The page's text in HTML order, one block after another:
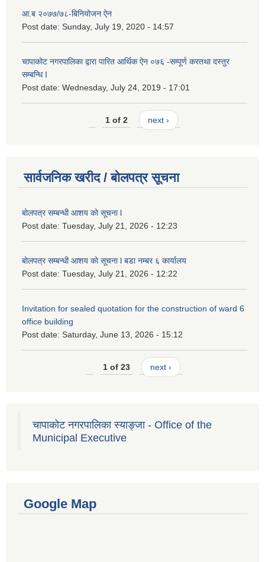
आ.ब २०७७/७८-बिनियोजन ऐन
Post date: Sunday, July 19, 2020 - 14:57
चापाकोट नगरपालिका द्वारा पारित आर्थिक ऐन ०७६ -सम्पूर्ण करतथा दस्तुर
सम्बन्धि I
Post date: Wednesday, July 24, 2019 - 17:01
1 of 2 next ›
सार्वजनिक खरीद / बोलपत्र सूचना
बोलपत्र सम्बन्धी आशय को सूचना l
Post date: Tuesday, July 21, 2026 - 12:23
बोलपत्र सम्बन्धी आशय को सूचना l बडा नम्बर ६ कार्यालय
Post date: Tuesday, July 21, 2026 - 12:22
Invitation for sealed quotation for the construction of ward 6
office building
Post date: Saturday, June 13, 2026 - 15:12
1 of 23 next ›
चापाकोट नगरपालिका स्याङ्जा - Office of the
Municipal Executive
Google Map